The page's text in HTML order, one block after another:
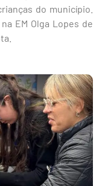
do município.
EM Olga Lopes de